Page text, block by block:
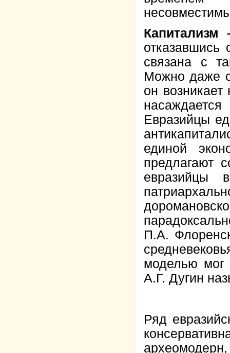
Капитализм
отказавшись
связана с
Можно даже
он
Евразийцы
единой
предлагают
евразийцы
П.А.
моделью
А.Г. Дугин
Ряд